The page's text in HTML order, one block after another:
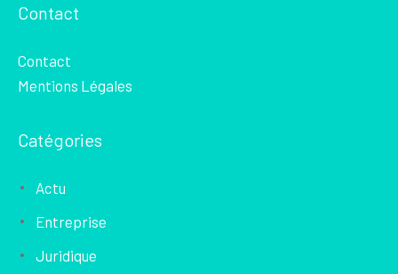
Contact
Contact
Mentions Légales
Catégories
Actu
Entreprise
Juridique